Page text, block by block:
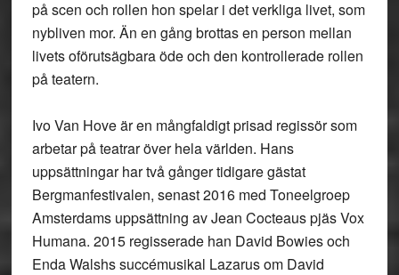
på scen och rollen hon spelar i det verkliga livet, som
nybliven mor. Än en gång brottas en person mellan
livets oförutsägbara öde och den kontrollerade rollen
på teatern.
Ivo Van Hove är en mångfaldigt prisad regissör som
arbetar på teatrar över hela världen. Hans
uppsättningar har två gånger tidigare gästat
Bergmanfestivalen, senast 2016 med Toneelgroep
Amsterdams uppsättning av Jean Cocteaus pjäs Vox
Humana. 2015 regisserade han David Bowies och
Enda Walshs succémusikal Lazarus om David